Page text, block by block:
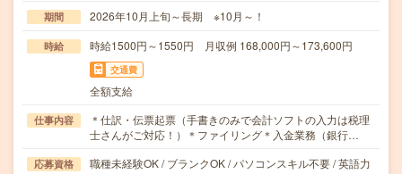
期間 2026年10月上旬～長期 ※10月～！
時給 時給1500円～1550円 月収例 168,000円～173,600円
交通費
全額支給
仕事内容
＊仕訳・伝票起票（手書きのみで会計ソフトの入力は税理
士さんがご対応！）＊ファイリング＊入金業務（銀行…
応募資格
職種未経験OK / ブランクOK / パソコンスキル不要 / 英語力